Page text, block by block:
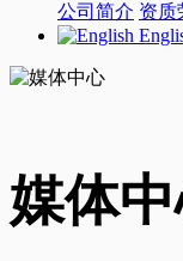
公司简介 资质
媒体